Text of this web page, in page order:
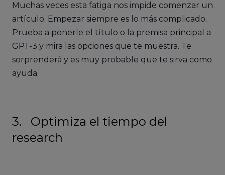
Muchas veces esta fatiga nos impide comenzar un
artículo. Empezar siempre es lo más complicado.
Prueba a ponerle el título o la premisa principal a
GPT-3 y mira las opciones que te muestra. Te
sorprenderá y es muy probable que te sirva como
ayuda.
3. Optimiza el tiempo del
research